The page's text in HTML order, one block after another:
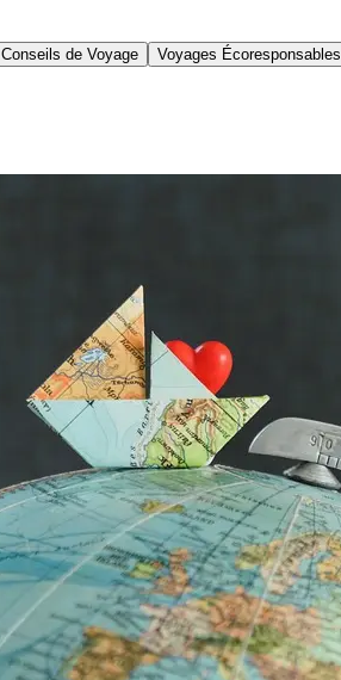
Conseils de Voyage Voyages Écoresponsables